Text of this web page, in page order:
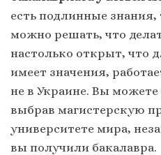
есть подлинные
можно решать, что
настолько открыт, что
имеет значения,
не в Украине. Вы
выбрав магистерскую
университете мира,
вы получили бакалавра.